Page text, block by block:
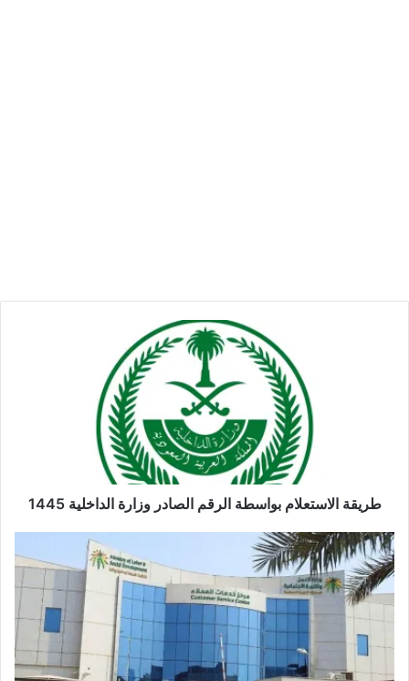
طريقة الاستعلام بواسطة الرقم الصادر وزارة الداخلية 1445